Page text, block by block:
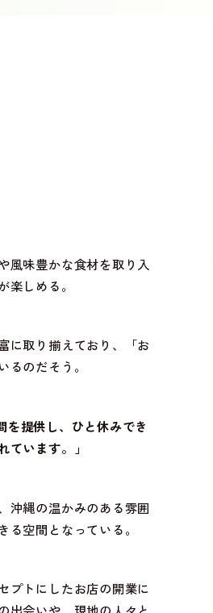
風味豊かな食材を取り入
しめる。
に取り揃えており、「お
のだそう。
を提供し、ひと休みでき
います。」
沖縄の温かみのある雰囲
空間となっている。
プトにしたお店の開業に